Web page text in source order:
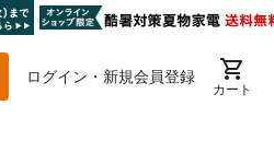
ログイン・新規会員登録
カート